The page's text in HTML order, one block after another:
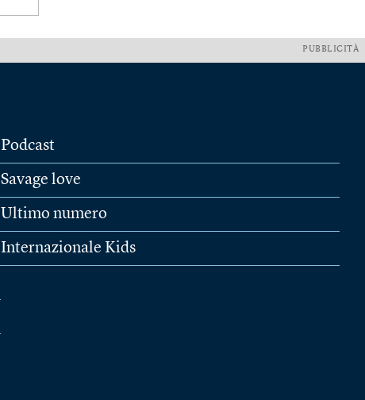
PUBBLICITÀ
Podcast
Savage love
Ultimo numero
Internazionale Kids